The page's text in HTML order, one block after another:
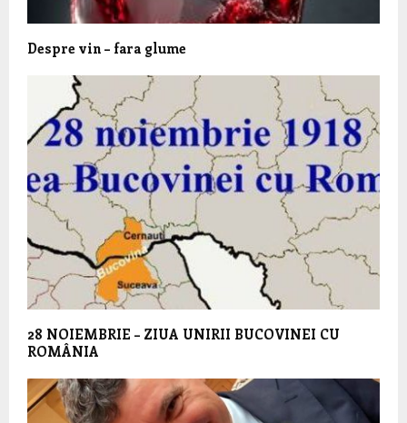
Despre vin – fara glume
28 NOIEMBRIE – ZIUA UNIRII BUCOVINEI CU
ROMÂNIA